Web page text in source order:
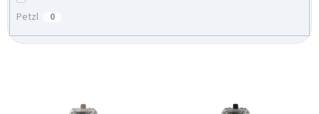
Petzl 0